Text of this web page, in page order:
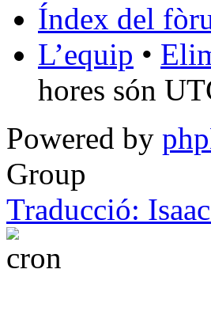
Índex del
L’equip •
hores són
Powered by
Group
Traducció: